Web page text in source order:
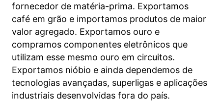
fornecedor de matéria-prima. Exportamos
café em grão e importamos produtos de maior
valor agregado. Exportamos ouro e
compramos componentes eletrônicos que
utilizam esse mesmo ouro em circuitos.
Exportamos nióbio e ainda dependemos de
tecnologias avançadas, superligas e aplicações
industriais desenvolvidas fora do país.